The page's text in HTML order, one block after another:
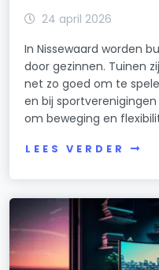
24 april 2026
In Nissewaard worden
door gezinnen. Tuinen
net zo goed om te
en bij
om beweging en
LEES VERDER